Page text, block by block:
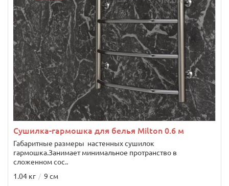
Сушилка-гармошка для белья Milton 0.6 м
Габаритные размеры настенных сушилок
гармошка.Занимает минимальное протранство в
сложенном сос..
1.04 кг
9 см